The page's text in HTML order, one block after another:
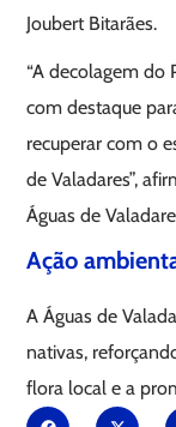
Joubert Bitarães.
“A decolagem do
com destaque
recuperar com o
de Valadares”,
Águas de
Ação
A Águas de
nativas,
flora local e a